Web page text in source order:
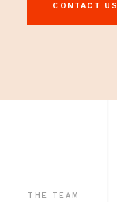
CONTACT US
THE TEAM